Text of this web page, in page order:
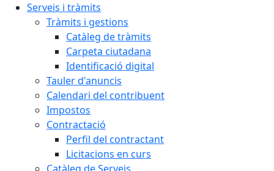
Serveis i tràmits
Tràmits i gestions
Catàleg de tràmits
Carpeta ciutadana
Identificació digital
Tauler d'anuncis
Calendari del contribuent
Impostos
Contractació
Perfil del contractant
Licitacions en curs